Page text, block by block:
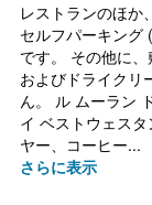
レストランのほか
セルフパーキング
です。 その他に、
およびドライクリ
ん。 ル ムーラン
イ ベストウェス
ヤー、コーヒー...
さらに表示